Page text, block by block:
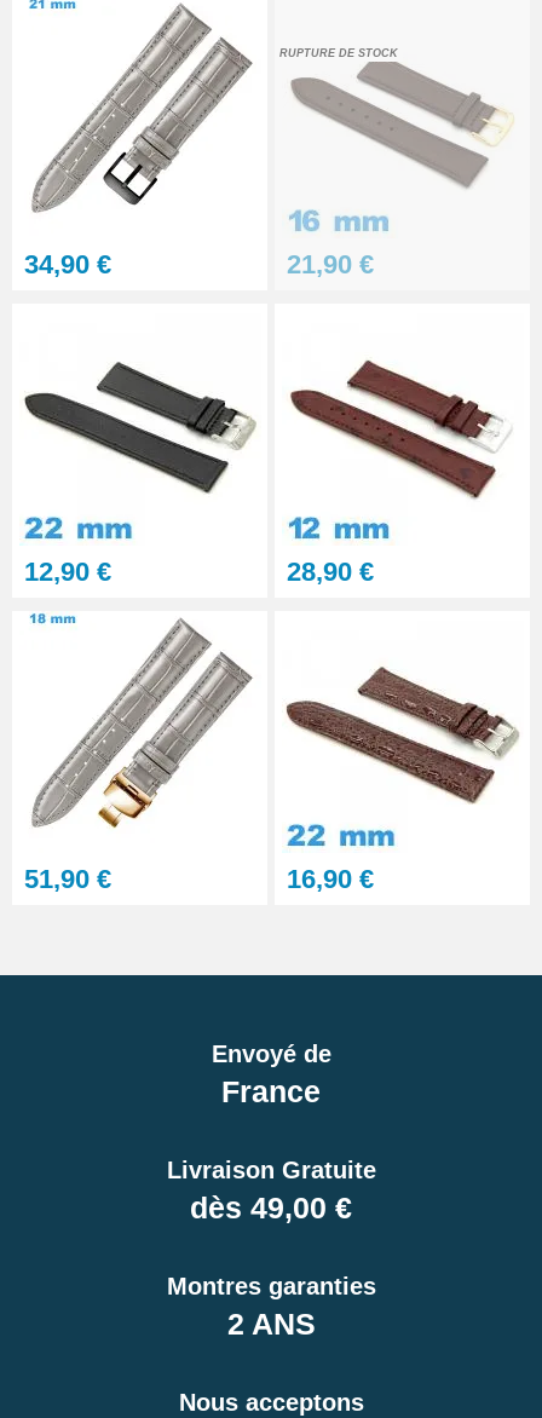
34,90 €
RUPTURE DE STOCK
21,90 €
12,90 € 28,90 €
51,90 € 16,90 €
Envoyé de
France
Livraison Gratuite
dès 49,00 €
Montres garanties
2 ANS
Nous acceptons